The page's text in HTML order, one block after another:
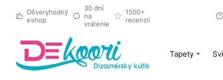
Dôveryhodný
eshop
30 dní
na
vrátenie
1500+
recenzií
Tapety